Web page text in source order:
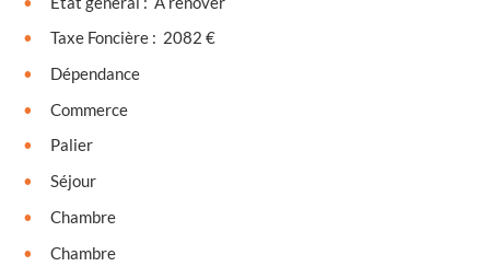
Taxe Foncière: 2082 €
Dépendance
Commerce
Palier
Séjour
Chambre
Chambre